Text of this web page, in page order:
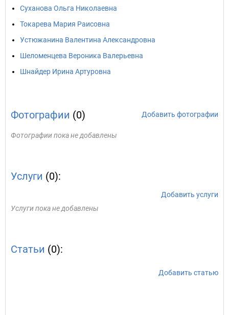
Суханова Ольга Николаевна
Токарева Мария Раисовна
Устюжанина Валентина Александровна
Шеломенцева Вероника Валерьевна
Шнайдер Ирина Артуровна
Фотографии (0) Добавить фотографии
Фотографии пока не добавлены
Услуги (0):
Добавить услуги
Услуги пока не добавлены
Статьи (0):
Добавить статью